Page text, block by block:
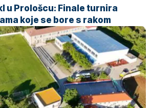
u Prološcu: Finale turnira
koje se bore s rakom